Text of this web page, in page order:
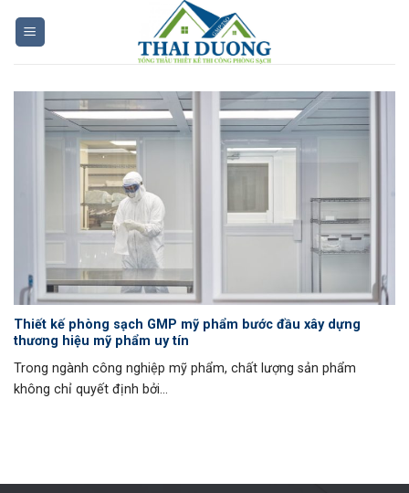
Thiết kế phòng sạch GMP mỹ phẩm bước đầu xây dựng
thương hiệu mỹ phẩm uy tín
Trong ngành công nghiệp mỹ phẩm, chất lượng sản phẩm
không chỉ quyết định bởi...